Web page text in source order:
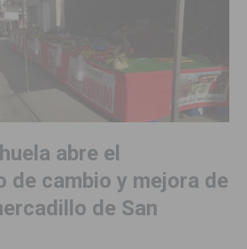
abre el
de cambio y mejora de
de San